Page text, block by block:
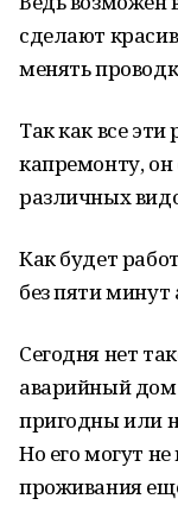
сделают
менять
Так как все
капремонту, он
различных
Как будет
без пяти
Сегодня нет
аварийный
пригодны или
Но его могут
проживания